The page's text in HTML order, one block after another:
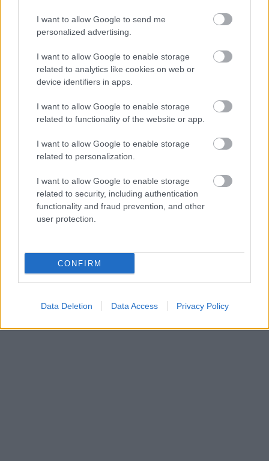
I want to allow Google to send me
personalized advertising.
I want to allow Google to enable storage
related to analytics like cookies on web or
device identifiers in apps.
I want to allow Google to enable storage
related to functionality of the website or app.
I want to allow Google to enable storage
related to personalization.
I want to allow Google to enable storage
related to security, including authentication
functionality and fraud prevention, and other
user protection.
CONFIRM
Data Deletion Data Access Privacy Policy
Δείτε ακόμη